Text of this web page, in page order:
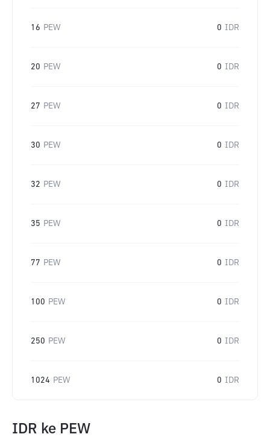
16 PEW 0 IDR
20 PEW 0 IDR
27 PEW 0 IDR
30 PEW 0 IDR
32 PEW 0 IDR
35 PEW 0 IDR
77 PEW 0 IDR
100 PEW 0 IDR
250 PEW 0 IDR
1024 PEW 0 IDR
IDR ke PEW